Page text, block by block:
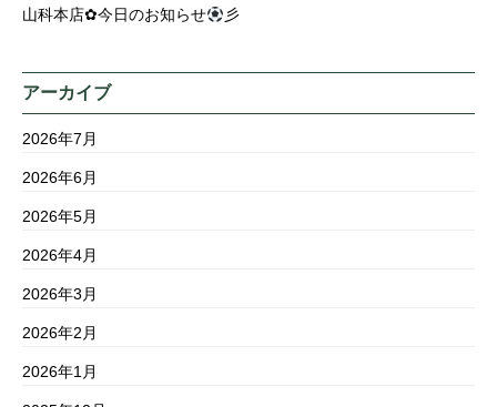
山科本店✿今日のお知らせ 彡
アーカイブ
2026年7月
2026年6月
2026年5月
2026年4月
2026年3月
2026年2月
2026年1月